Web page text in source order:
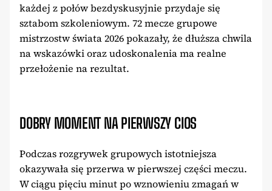
każdej z połów bezdyskusyjnie przydaje się
sztabom szkoleniowym. 72 mecze grupowe
mistrzostw świata 2026 pokazały, że dłuższa chwila
na wskazówki oraz udoskonalenia ma realne
przełożenie na rezultat.
DOBRY MOMENT NA PIERWSZY CIOS
Podczas rozgrywek grupowych istotniejsza
okazywała się przerwa w pierwszej części meczu.
W ciągu pięciu minut po wznowieniu zmagań w